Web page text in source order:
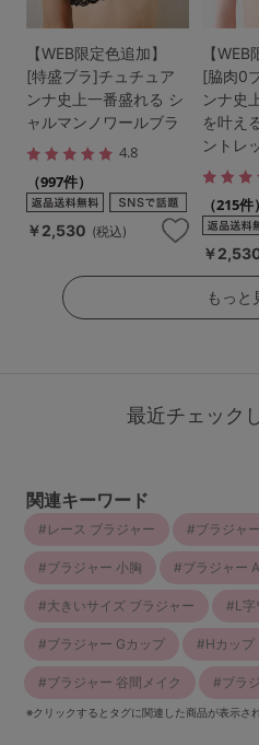
【WEB限定色追加】
[特盛ブラ]チュチュア
ンナ史上一番盛れる シ
ャルマンノワールブラ
4.8
（997件）
￥2,530 (税込)
【WEB
[脇肉0
ンナ史
を叶え
ントレ
（215件）
￥
もっと
最近チェック
関連キーワード
レース ブラジャー ブラジャ
ブラジャー 小胸 ブラジャー
大きいサイズ ブラジャー L字
ブラジャー Gカップ Hカップ
ブラジャー 谷間メイク ブラ
※クリックするとタグに関連した商品が表示さ